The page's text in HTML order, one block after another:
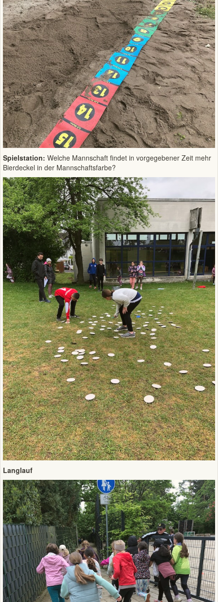
Spielstation: Welche Mannschaft findet in vorgegebener Zeit mehr
Bierdeckel in der Mannschaftsfarbe?
Langlauf